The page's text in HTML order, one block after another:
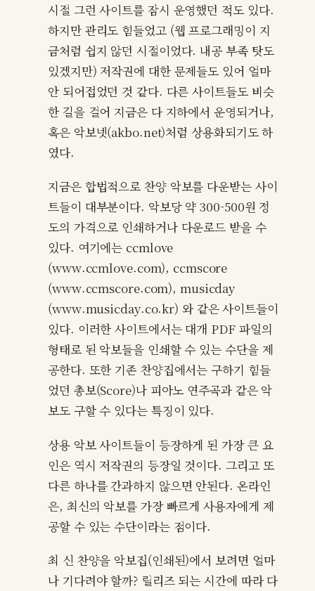
시절 그런 사이트를 잠시 운영했던 적도 있다.
하지만 관리도 힘들었고 (웹 프로그래밍이 지
금처럼 쉽지 않던 시절이었다. 내공 부족 탓도
있겠지만) 저작권에 대한 문제들도 있어 얼마
안 되어접었던 것 같다. 다른 사이트들도 비슷
한 길을 걸어 지금은 다 지하에서 운영되거나,
혹은 악보넷(akbo.net)처럼 상용화되기도 하
였다.
지금은 합법적으로 찬양 악보를 다운받는 사이
트들이 대부분이다. 악보당 약 300-500원 정
도의 가격으로 인쇄하거나 다운로드 받을 수
있다. 여기에는 ccmlove
(www.ccmlove.com), ccmscore
(www.ccmscore.com), musicday
(www.musicday.co.kr) 와 같은 사이트들이
있다. 이러한 사이트에서는 대개 PDF 파일의
형태로 된 악보들을 인쇄할 수 있는 수단을 제
공한다. 또한 기존 찬양집에서는 구하기 힘들
었던 총보(Score)나 피아노 연주곡과 같은 악
보도 구할 수 있다는 특징이 있다.
상용 악보 사이트들이 등장하게 된 가장 큰 요
인은 역시 저작권의 등장일 것이다. 그리고 또
다른 하나를 간과하지 않으면 안된다. 온라인
은, 최신의 악보를 가장 빠르게 사용자에게 제
공할 수 있는 수단이라는 점이다.
최 신 찬양을 악보집(인쇄된)에서 보려면 얼마
나 기다려야 할까? 릴리즈 되는 시간에 따라 다